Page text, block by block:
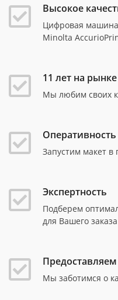
Высокое
Цифровая машина
Minolta
11 лет на рынке
Мы любим своих
Оперативность
Запустим макет в
Экспертность
Подберем
для Вашего заказа
Мы заботимся о